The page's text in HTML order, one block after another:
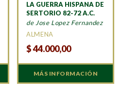
LA GUERRA HISPANA DE
SERTORIO 82-72 A.C.
de Jose Lopez Fernandez
ALMENA
$44.000,00
MÁS INFORMACIÓN